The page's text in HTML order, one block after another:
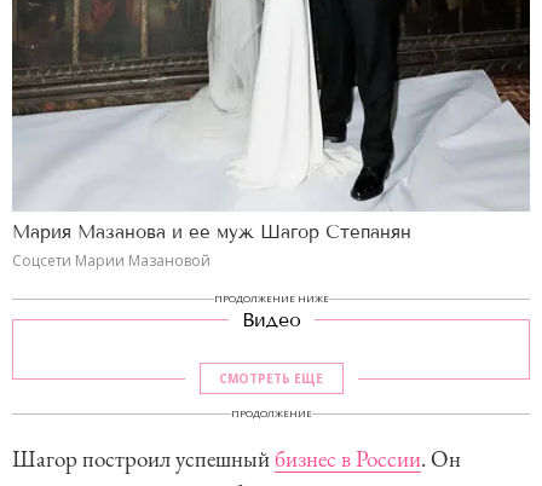
Мария Мазанова и ее муж Шагор Степанян
Соцсети Марии Мазановой
ПРОДОЛЖЕНИЕ НИЖЕ
Видео
СМОТРЕТЬ ЕЩЕ
ПРОДОЛЖЕНИЕ
Шагор построил успешныйбизнес в России. Он